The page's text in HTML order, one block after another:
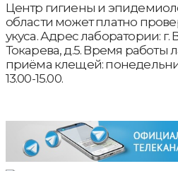
Центр гигиены и
области может платно
укуса. Адрес лаборатории: г.
Токарева, д.5. Время работы
приёма клещей:
13.00-15.00.